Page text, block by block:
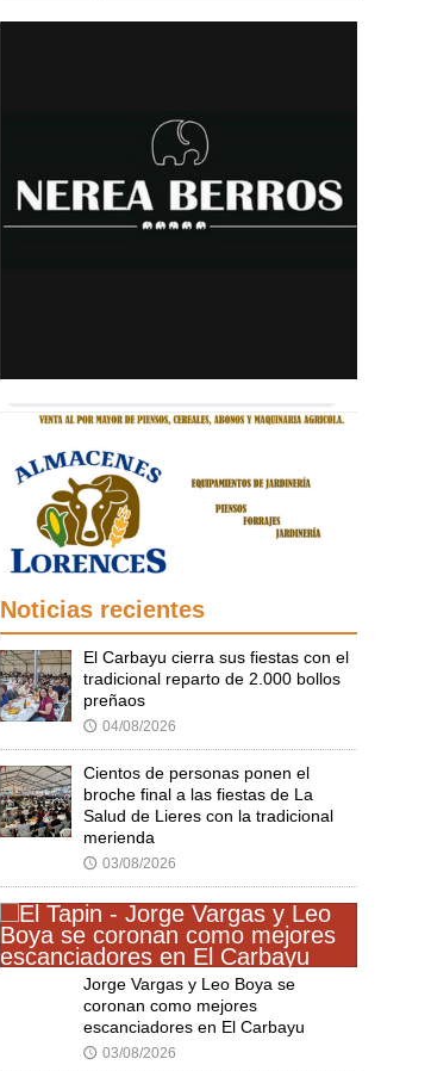
Noticias recientes
El Carbayu cierra sus fiestas con el
tradicional reparto de 2.000 bollos
preñaos
🕔 04/08/2026
Cientos de personas ponen el
broche final a las fiestas de La
Salud de Lieres con la tradicional
merienda
🕔 03/08/2026
Jorge Vargas y Leo Boya se
coronan como mejores
escanciadores en El Carbayu
🕔 03/08/2026